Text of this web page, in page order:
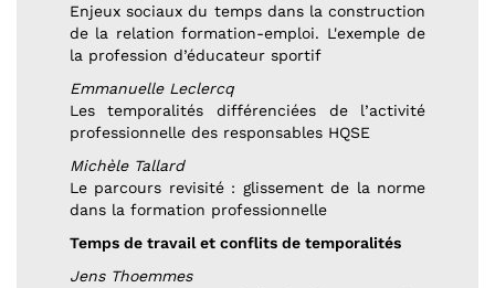
Enjeux sociaux du temps dans la construction
de la relation formation-emploi. L'exemple de
la profession d’éducateur sportif
Emmanuelle Leclercq
Les temporalités différenciées de l’activité
professionnelle des responsables HQSE
Michèle Tallard
Le parcours revisité : glissement de la norme
dans la formation professionnelle
Temps de travail et conflits de temporalités
Jens Thoemmes